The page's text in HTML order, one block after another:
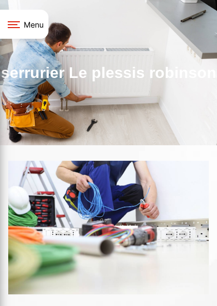
Menu
serrurier Le plessis robinson
Panneau de gestion des cookies